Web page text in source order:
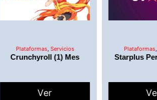
Plataformas Servicios
Crunchyroll (1) Mes
Ver
Plataformas
Starplus